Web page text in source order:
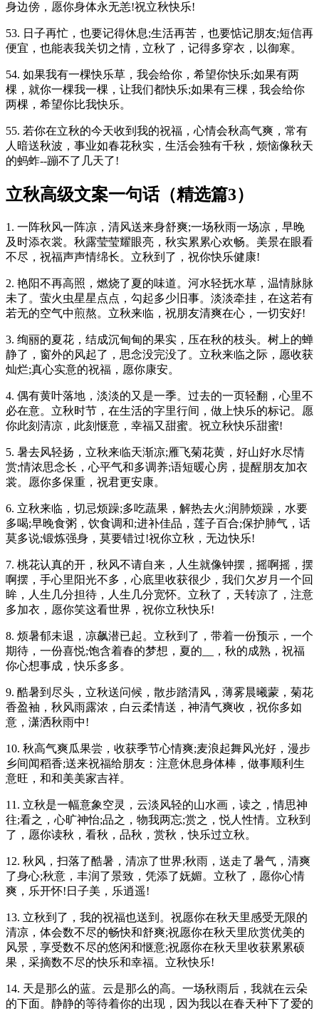
身边傍，愿你身体永无恙!祝立秋快乐!
53. 日子再忙，也要记得休息;生活再苦，也要惦记朋友;短信再
便宜，也能表我关切之情，立秋了，记得多穿衣，以御寒。
54. 如果我有一棵快乐草，我会给你，希望你快乐;如果有两
棵，就你一棵我一棵，让我们都快乐;如果有三棵，我会给你
两棵，希望你比我快乐。
55. 若你在立秋的今天收到我的祝福，心情会秋高气爽，常有
人暗送秋波，事业如春花秋实，生活会独有千秋，烦恼像秋天
的蚂蚱--蹦不了几天了!
立秋高级文案一句话（精选篇3）
1. 一阵秋风一阵凉，清风送来身舒爽;一场秋雨一场凉，早晚
及时添衣裳。秋露莹莹耀眼亮，秋实累累心欢畅。美景在眼看
不尽，祝福声声情绵长。立秋到了，祝你快乐健康!
2. 艳阳不再高照，燃烧了夏的味道。河水轻抚水草，温情脉脉
未了。萤火虫星星点点，勾起多少旧事。淡淡牵挂，在这若有
若无的空气中煎熬。立秋来临，祝朋友清爽在心，一切安好!
3. 绚丽的夏花，结成沉甸甸的果实，压在秋的枝头。树上的蝉
静了，窗外的风起了，思念没完没了。立秋来临之际，愿收获
灿烂;真心实意的祝福，愿你康安。
4. 偶有黄叶落地，淡淡的又是一季。过去的一页轻翻，心里不
必在意。立秋时节，在生活的字里行间，做上快乐的标记。愿
你此刻清凉，此刻惬意，幸福又甜蜜。祝立秋快乐甜蜜!
5. 暑去风轻扬，立秋来临天渐凉;雁飞菊花黄，好山好水尽情
赏;情浓思念长，心平气和多调养;语短暖心房，提醒朋友加衣
裳。愿你多保重，祝君更安康。
6. 立秋来临，切忌烦躁;多吃蔬果，解热去火;润肺烦躁，水要
多喝;早晚食粥，饮食调和;进补佳品，莲子百合;保护肺气，话
莫多说;锻炼强身，莫要错过!祝你立秋，无边快乐!
7. 桃花认真的开，秋风不请自来，人生就像钟摆，摇啊摇，摆
啊摆，手心里阳光不多，心底里收获很少，我们欠岁月一个回
眸，人生几分担待，人生几分宽怀。立秋了，天转凉了，注意
多加衣，愿你笑这看世界，祝你立秋快乐!
8. 烦暑郁未退，凉飙潜已起。立秋到了，带着一份预示，一个
期待，一份喜悦;饱含着春的梦想，夏的__，秋的成熟，祝福
你心想事成，快乐多多。
9. 酷暑到尽头，立秋送问候，散步踏清风，薄雾晨曦蒙，菊花
香盈袖，秋风雨露浓，白云柔情送，神清气爽收，祝你多如
意，潇洒秋雨中!
10. 秋高气爽瓜果尝，收获季节心情爽;麦浪起舞风光好，漫步
乡间闻稻香;送来祝福给朋友：注意休息身体棒，做事顺利生
意旺，和和美美家吉祥。
11. 立秋是一幅意象空灵，云淡风轻的山水画，读之，情思神
往;看之，心旷神怡;品之，物我两忘;赏之，悦人性情。立秋到
了，愿你读秋，看秋，品秋，赏秋，快乐过立秋。
12. 秋风，扫落了酷暑，清凉了世界;秋雨，送走了暑气，清爽
了身心;秋意，丰润了景致，凭添了妩媚。立秋了，愿你心情
爽，乐开怀!日子美，乐逍遥!
13. 立秋到了，我的祝福也送到。祝愿你在秋天里感受无限的
清凉，体会数不尽的畅快和舒爽;祝愿你在秋天里欣赏优美的
风景，享受数不尽的悠闲和惬意;祝愿你在秋天里收获累累硕
果，采摘数不尽的快乐和幸福。立秋快乐!
14. 天是那么的蓝。云是那么的高。一场秋雨后，我就在云朵
的下面。静静的等待着你的出现，因为我以在春天种下了爱的